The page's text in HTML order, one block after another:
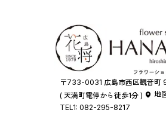
〒733-0031 広島市西区観音町
( 天満町電停から徒歩1分 )
地
TEL1: 082-295-8217